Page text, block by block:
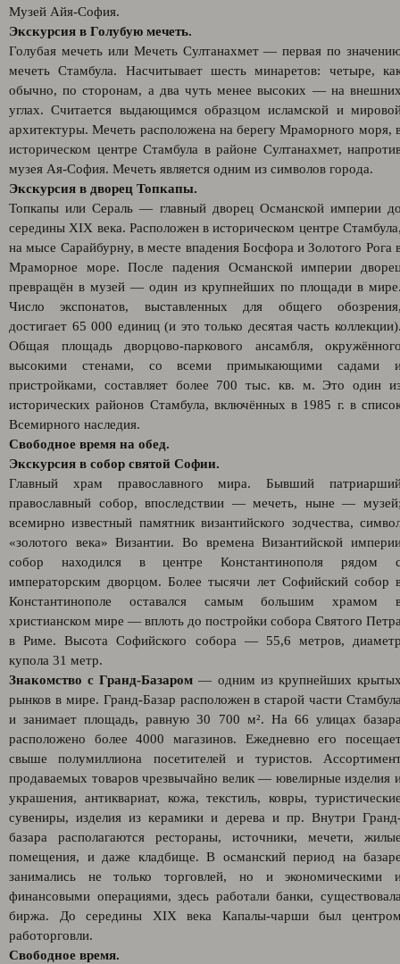
Музей Айя-София.
Экскурсия в Голубую мечеть.
Голубая мечеть или Мечеть Султанахмет — первая по
мечеть Стамбула. Насчитывает шесть минаретов: четыре,
обычно, по сторонам, а два чуть менее высоких — на
углах. Считается выдающимся образцом исламской и
архитектуры. Мечеть расположена на берегу Мраморного моря,
историческом центре Стамбула в районе Султанахмет,
музея Ая-София. Мечеть является одним из символов города.
Экскурсия в дворец Топкапы.
Топкапы или Сераль — главный дворец Османской империи
середины XIX века. Расположен в историческом центре
на мысе Сарайбурну, в месте впадения Босфора и Золотого Рога
Мраморное море. После падения Османской империи
превращён в музей — один из крупнейших по площади в
Число экспонатов, выставленных для общего
достигает 65 000 единиц (и это только десятая часть
Общая площадь дворцово-паркового ансамбля,
высокими стенами, со всеми примыкающими садами
пристройками, составляет более 700 тыс. кв. м. Это один
исторических районов Стамбула, включённых в 1985 г. в
Всемирного наследия.
Свободное время на обед.
Экскурсия в собор святой Софии.
Главный храм православного мира. Бывший
православный собор, впоследствии — мечеть, ныне —
всемирно известный памятник византийского зодчества,
«золотого века» Византии. Во времена Византийской
собор находился в центре Константинополя рядом
императорским дворцом. Более тысячи лет Софийский собор
Константинополе оставался самым большим храмом
христианском мире — вплоть до постройки собора Святого
в Риме. Высота Софийского собора — 55,6 метров,
купола 31 метр.
Знакомство с Гранд-Базаром — одним из крупнейших
рынков в мире. Гранд-Базар расположен в старой части
и занимает площадь, равную 30 700 м². На 66 улицах
расположено более 4000 магазинов. Ежедневно его
свыше полумиллиона посетителей и туристов.
продаваемых товаров чрезвычайно велик — ювелирные изделия
украшения, антиквариат, кожа, текстиль, ковры,
сувениры, изделия из керамики и дерева и пр. Внутри
базара располагаются рестораны, источники, мечети,
помещения, и даже кладбище. В османский период на
занимались не только торговлей, но и экономическими
финансовыми операциями, здесь работали банки,
биржа. До середины XIX века Капалы-чарши был
работорговли.
Свободное время.